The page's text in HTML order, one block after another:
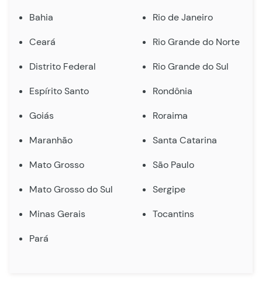
Bahia
Ceará
Distrito Federal
Espírito Santo
Goiás
Maranhão
Mato Grosso
Mato Grosso do Sul
Minas Gerais
Pará
Rio de Janeiro
Rio Grande do Norte
Rio Grande do Sul
Rondônia
Roraima
Santa Catarina
São Paulo
Sergipe
Tocantins